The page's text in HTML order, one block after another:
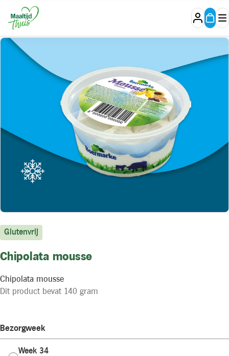
Glutenvrij
Chipolata mousse
Chipolata mousse
Dit product bevat 140 gram
Bezorgweek
Week 34